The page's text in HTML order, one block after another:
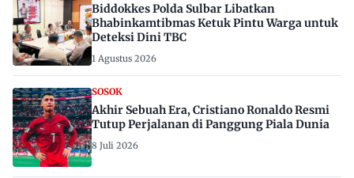
Biddokkes Polda Sulbar Libatkan
Bhabinkamtibmas Ketuk Pintu Warga untuk
Deteksi Dini TBC
1 Agustus 2026
SOSOK
Akhir Sebuah Era, Cristiano Ronaldo Resmi
Tutup Perjalanan di Panggung Piala Dunia
8 Juli 2026